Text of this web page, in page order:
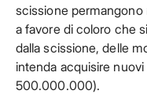
scissione permangono
a favore di coloro che
dalla scissione, delle
intenda acquisire
500.000.000).